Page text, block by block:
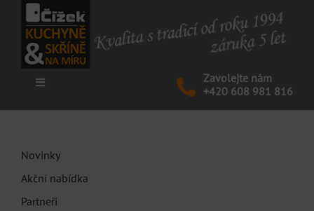
content
Toggle
Zavolejte nám
+420 608 981 816
Novinky
Akční nabídka
Partneři